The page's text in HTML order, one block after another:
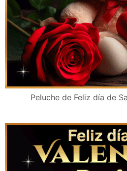
Peluche de Feliz día de